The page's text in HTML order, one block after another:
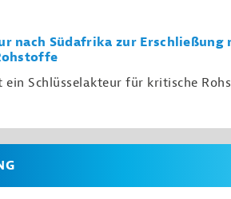
nach Südafrika zur Erschließung
ein Schlüsselakteur für kritische